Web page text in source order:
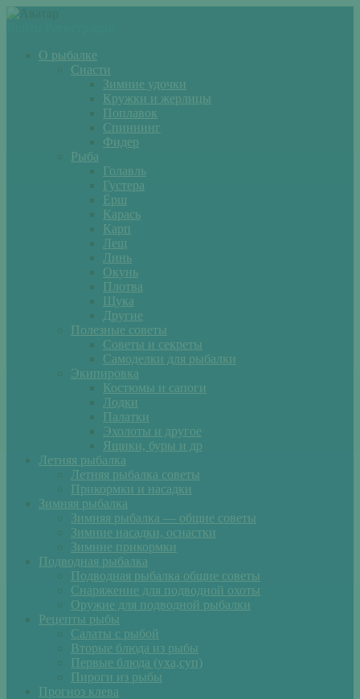
О рыбалке
Снасти
Зимние удочки
Кружки и жерлицы
Поплавок
Спиннинг
Фидер
Рыба
Голавль
Густера
Ёрш
Карась
Карп
Лещ
Линь
Окунь
Плотва
Щука
Другие
Полезные советы
Советы и секреты
Самоделки для рыбалки
Экипировка
Костюмы и сапоги
Лодки
Палатки
Эхолоты и другое
Ящики, буры и др
Летняя рыбалка
Летняя рыбалка советы
Прикормки и насадки
Зимняя рыбалка
Зимняя рыбалка — общие советы
Зимние насадки, оснастки
Зимние прикормки
Подводная рыбалка
Подводная рыбалка общие советы
Снаряжение для подводной охоты
Оружие для подводной рыбалки
Рецепты рыбы
Салаты с рыбой
Вторые блюда из рыбы
Первые блюда (уха,суп)
Пироги из рыбы
Прогноз клева